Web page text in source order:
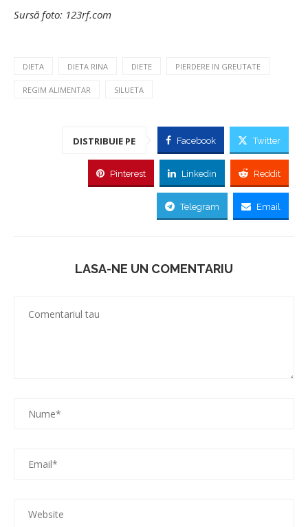
Sursă foto: 123rf.com
DIETA DIETA RINA DIETE PIERDERE IN GREUTATE
REGIM ALIMENTAR SILUETA
DISTRIBUIE PE Facebook Twitter
Pinterest Linkedin Reddit
Telegram Email
LASA-NE UN COMENTARIU